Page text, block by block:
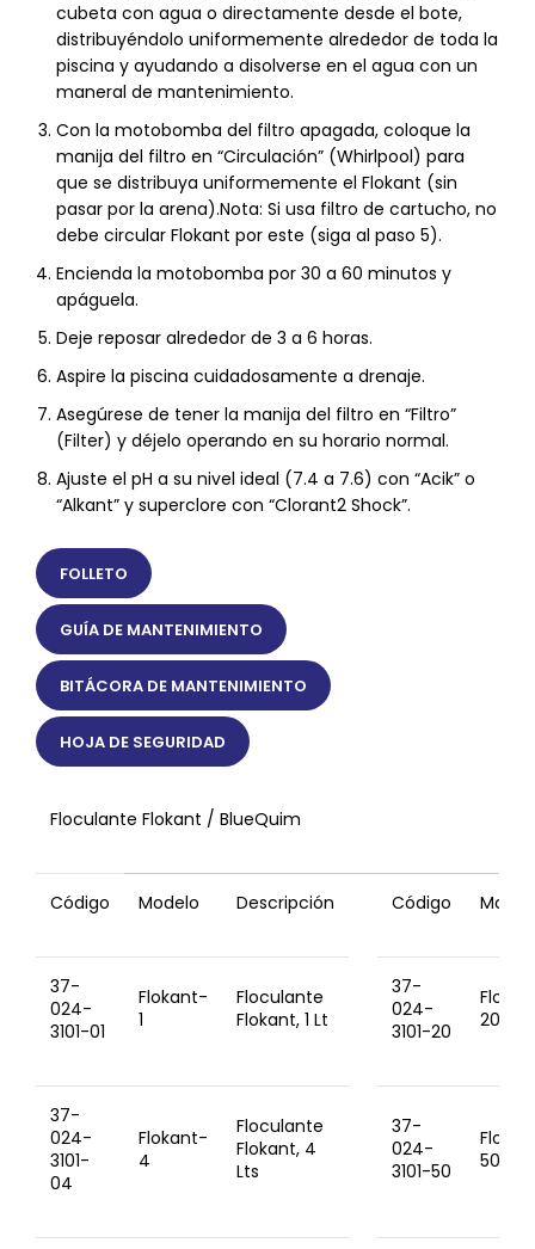
cubeta con agua o directamente desde el bote,
distribuyéndolo uniformemente alrededor de toda la
piscina y ayudando a disolverse en el agua con un
maneral de mantenimiento.
Con la motobomba del filtro apagada, coloque la
manija del filtro en “Circulación” (Whirlpool) para
que se distribuya uniformemente el Flokant (sin
pasar por la arena).Nota: Si usa filtro de cartucho, no
debe circular Flokant por este (siga al paso 5).
Encienda la motobomba por 30 a 60 minutos y
apáguela.
Deje reposar alrededor de 3 a 6 horas.
Aspire la piscina cuidadosamente a drenaje.
Asegúrese de tener la manija del filtro en “Filtro”
(Filter) y déjelo operando en su horario normal.
Ajuste el pH a su nivel ideal (7.4 a 7.6) con “Acik” o
“Alkant” y superclore con “Clorant2 Shock”.
FOLLETO
GUÍA DE MANTENIMIENTO
BITÁCORA DE MANTENIMIENTO
HOJA DE SEGURIDAD
Floculante Flokant / BlueQuim
Código Modelo Descripción Código
37-
024-
3101-01
Flokant-
1
Floculante
Flokant, 1 Lt
37-
024-
3101-20
20
37-
024-
3101-
04
Flokant-
4
Floculante
Flokant, 4
Lts
37-
024-
3101-50
50